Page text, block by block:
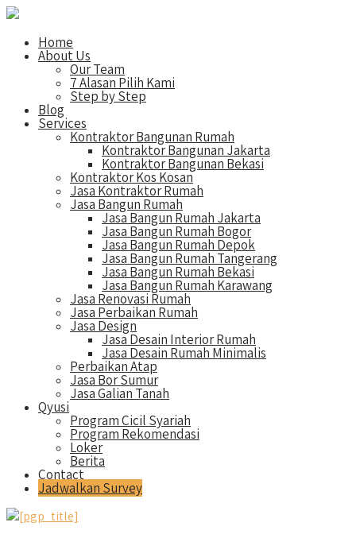
Home
About Us
Our Team
7 Alasan Pilih Kami
Step by Step
Blog
Services
Kontraktor Bangunan Rumah
Kontraktor Bangunan Jakarta
Kontraktor Bangunan Bekasi
Kontraktor Kos Kosan
Jasa Kontraktor Rumah
Jasa Bangun Rumah
Jasa Bangun Rumah Jakarta
Jasa Bangun Rumah Bogor
Jasa Bangun Rumah Depok
Jasa Bangun Rumah Tangerang
Jasa Bangun Rumah Bekasi
Jasa Bangun Rumah Karawang
Jasa Renovasi Rumah
Jasa Perbaikan Rumah
Jasa Design
Jasa Desain Interior Rumah
Jasa Desain Rumah Minimalis
Perbaikan Atap
Jasa Bor Sumur
Jasa Galian Tanah
Qyusi
Program Cicil Syariah
Program Rekomendasi
Loker
Berita
Contact
Jadwalkan Survey